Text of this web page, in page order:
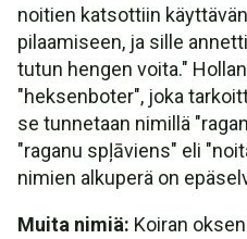
noitien katsottiin
pilaamiseen, ja sille
tutun hengen voita."
"heksenboter", joka
se tunnetaan nimillä
"raganu spļāviens" eli
nimien alkuperä on
Muita nimiä: Koiran